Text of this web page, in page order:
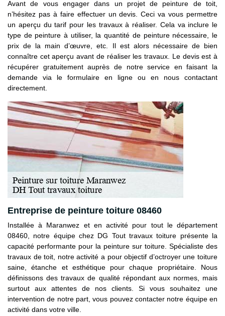
Avant de vous engager dans un projet de peinture de toit,
n’hésitez pas à faire effectuer un devis. Ceci va vous permettre
un aperçu du tarif pour les travaux à réaliser. Cela va inclure le
type de peinture à utiliser, la quantité de peinture nécessaire, le
prix de la main d’œuvre, etc. Il est alors nécessaire de bien
connaître cet aperçu avant de réaliser les travaux. Le devis est à
récupérer gratuitement auprès de notre service en faisant la
demande via le formulaire en ligne ou en nous contactant
directement.
Entreprise de peinture toiture 08460
Installée à Maranwez et en activité pour tout le département
08460, notre équipe chez DG Tout travaux toiture présente la
capacité performante pour la peinture sur toiture. Spécialiste des
travaux de toit, notre activité a pour objectif d’octroyer une toiture
saine, étanche et esthétique pour chaque propriétaire. Nous
définissons des travaux de qualité répondant aux normes, mais
surtout aux attentes de nos clients. Si vous souhaitez une
intervention de notre part, vous pouvez contacter notre équipe en
activité dans votre ville.